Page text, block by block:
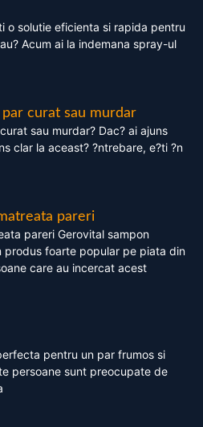
o solutie eficienta si rapida pentru
Acum ai la indemana spray-ul
curat sau murdar
sau murdar? Dac? ai ajuns
clar la aceast? ?ntrebare, e?ti ?n
pareri
pareri Gerovital sampon
produs foarte popular pe piata din
care au incercat acest
pentru un par frumos si
persoane sunt preocupate de